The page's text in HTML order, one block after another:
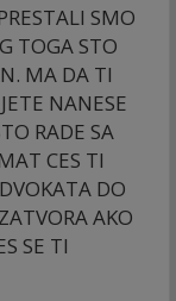
SMO
TOGA STO
MA DA TI
NANESE
RADE SA
CES TI
DO
AKO
SE TI